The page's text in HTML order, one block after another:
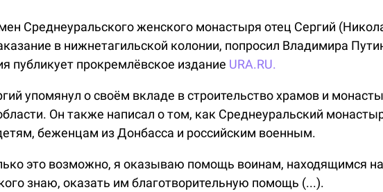
Среднеуральского женского монастыря отец Сергий
в нижнетагильской колонии, попросил Владимира
публикует прокремлёвское издание URA.RU.
упомянул о своём вкладе в строительство храмов и
Он также написал о том, как Среднеуральский
беженцам из Донбасса и российским военным.
это возможно, я оказываю помощь воинам, находящимся
знаю, оказать им благотворительную помощь (...).